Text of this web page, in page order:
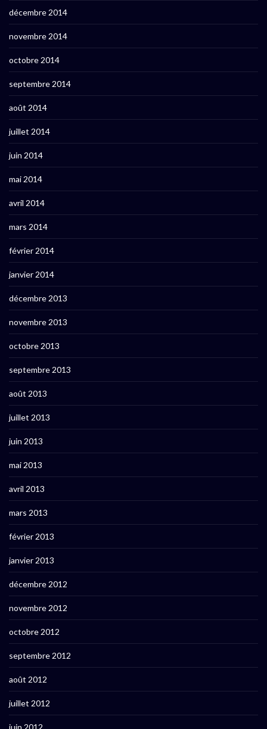
décembre 2014
novembre 2014
octobre 2014
septembre 2014
août 2014
juillet 2014
juin 2014
mai 2014
avril 2014
mars 2014
février 2014
janvier 2014
décembre 2013
novembre 2013
octobre 2013
septembre 2013
août 2013
juillet 2013
juin 2013
mai 2013
avril 2013
mars 2013
février 2013
janvier 2013
décembre 2012
novembre 2012
octobre 2012
septembre 2012
août 2012
juillet 2012